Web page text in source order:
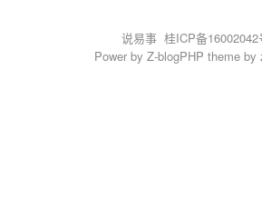
说易事 桂ICP备16002042
Power by Z-blogPHP theme by